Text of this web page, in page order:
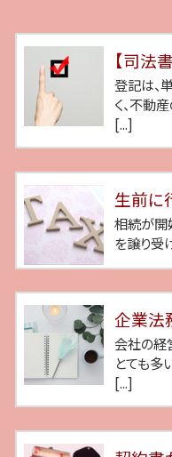
【司法
登記は、
く、不動
[...]
生前に
相続が開
を譲り受
企業法
会社の経
とても多
[...]